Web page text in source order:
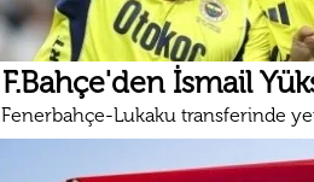
F.Bahçe'den İsmail
Fenerbahçe-Lukaku transferinde